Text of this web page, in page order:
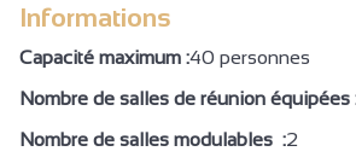
Chaise bébé
Accès Internet privatif Wifi
Accessible en fauteuil roulant en
Accessible en fauteuil roulant avec
Informations
Capacité maximum :40 personnes
Nombre de salles de réunion équipées
Nombre de salles modulables :2